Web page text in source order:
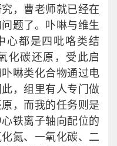
，曹老师就已经在
题了。卟啉与维生
心都是四吡咯类结
化碳还原，受此启
啉类化合物通过电
，组里有人专门做
，而我的任务则是
铁离子轴向配位的
氮、一氧化碳、二